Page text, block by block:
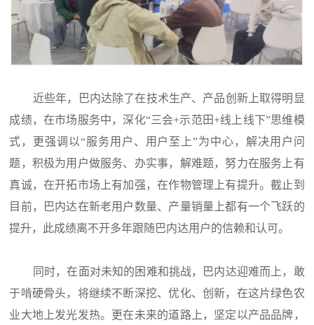
近些年，巴内达除了在技术生产、产品创新上取得明显
成绩，在市场服务中，深化“三会+示范田+线上线下”思维模
式，更强调以“服务用户、用户至上”为中心，解决用户问
题，积极为用户做服务、办实事，解难题，努力在服务上有
真诚，在开拓市场上有加强，在作物管理上有提升。截止到
目前，巴内达在新老用户数量、产量销量上都有一个飞跃的
提升，此成绩离不开多年跟随巴内达用户的信赖和认可。
同时，在面对未知的困难和挑战，巴内达迎难而上，敢
于啃硬骨头，将继续不断深挖、优化、创新，在这片绿色农
业大地上发光发热。更在未来的道路上，坚定以产品品牌，